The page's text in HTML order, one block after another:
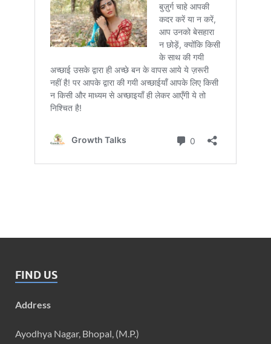
FIND US
Address
Ayodhya Nagar, Bhopal, (M.P.)